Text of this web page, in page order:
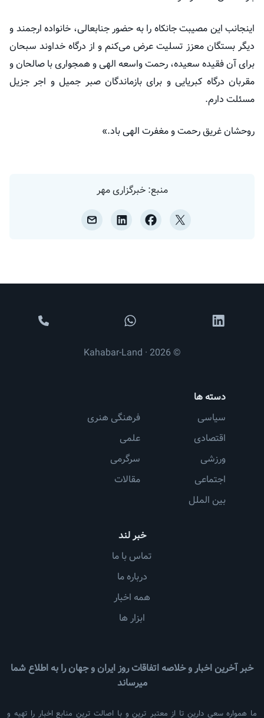
اینجانب این مصیبت جانکاه را به حضور جنابعالی، خانواده ارجمند و
دیگر بستگان معزز تسلیت عرض می‌کنم و از درگاه خداوند سبحان
برای آن فقیده سعیده، رحمت واسعه الهی و همجواری با صالحان و
مقربان درگاه کبریایی و برای بازماندگان صبر جمیل و اجر جزیل
مسئلت دارم.
روحشان غریق رحمت و مغفرت الهی باد.»
منبع: خبرگزاری مهر
خبر آخرین اخبار و خلاصه اتفاقات روز ایران و جهان را به اطلاع شما
میرساند
ما همواره سعی دارین تا از معتبر ترین و با اصالت ترین منابع اخبار را تهیه و
خبر لند
تماس با ما
درباره ما
همه اخبار
ابزار ها
دسته ها
سیاسی
اقتصادی
ورزشی
اجتماعی
بین الملل
فرهنگی هنری
علمی
سرگرمی
مقالات
© 2026 · Kahabar-Land